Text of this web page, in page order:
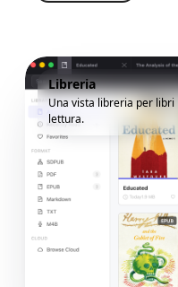
Libreria
Una vista libreria per
lettura.